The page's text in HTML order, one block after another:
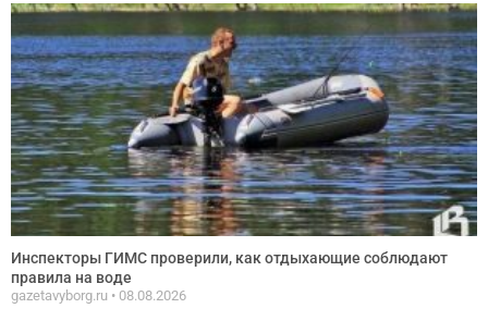
Инспекторы ГИМС проверили, как отдыхающие соблюдают
правила на воде
gazetavyborg.ru 08.08.2026